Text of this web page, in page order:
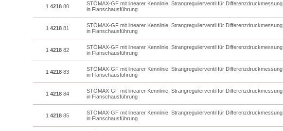
1 4218 80
STÖMAX-GF mit linearer Kennlinie, Strangregulierventil für Differenzdruckmessung
in Flanschausführung
1 4218 81
STÖMAX-GF mit linearer Kennlinie, Strangregulierventil für Differenzdruckmessung
in Flanschausführung
1 4218 82
STÖMAX-GF mit linearer Kennlinie, Strangregulierventil für Differenzdruckmessung
in Flanschausführung
1 4218 83
STÖMAX-GF mit linearer Kennlinie, Strangregulierventil für Differenzdruckmessung
in Flanschausführung
1 4218 84
STÖMAX-GF mit linearer Kennlinie, Strangregulierventil für Differenzdruckmessung
in Flanschausführung
1 4218 85
STÖMAX-GF mit linearer Kennlinie, Strangregulierventil für Differenzdruckmessung
in Flanschausführung